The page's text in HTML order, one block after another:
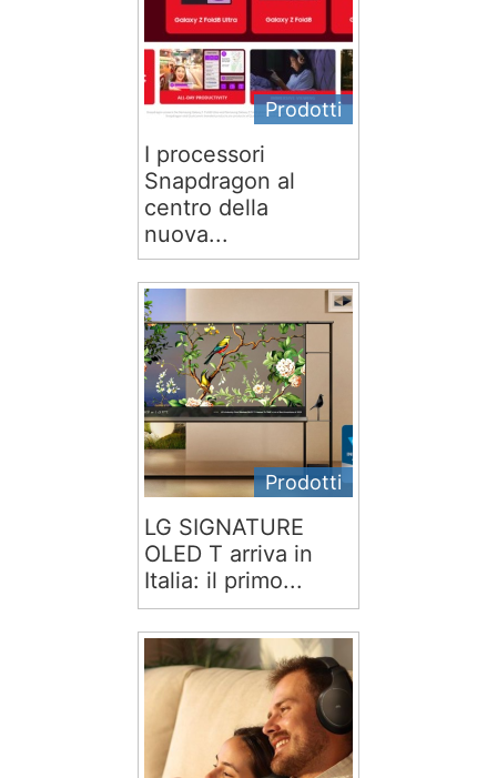
Prodotti
I processori
Snapdragon al
centro della
nuova...
Prodotti
LG SIGNATURE
OLED T arriva in
Italia: il primo...